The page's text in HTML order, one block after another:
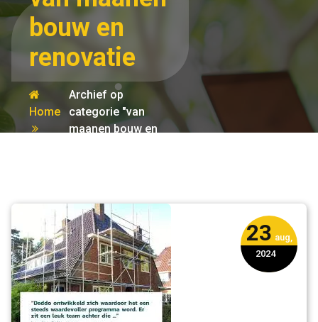
bouw en
renovatie
Home
Archief op
categorie "van
maanen bouw en
23 aug,
2024